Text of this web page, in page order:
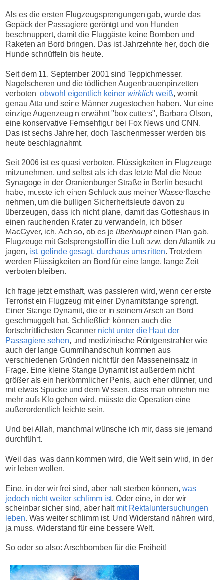
Als es die ersten Flugzeugsprengungen gab, wurde das
Gepäck der Passagiere geröntgt und von Hunden
beschnuppert, damit die Fluggäste keine Bomben und
Raketen an Bord bringen. Das ist Jahrzehnte her, doch die
Hunde schnüffeln bis heute.
Seit dem 11. September 2001 sind Teppichmesser,
Nagelscheren und die tödlichen Augenbrauenpinzetten
verboten, obwohl eigentlich keiner wirklich weiß, womit
genau Atta und seine Männer zugestochen haben. Nur eine
einzige Augenzeugin erwähnt "box cutters", Barbara Olson,
eine konservative Fernsehfigur bei Fox News und CNN.
Das ist sechs Jahre her, doch Taschenmesser werden bis
heute beschlagnahmt.
Seit 2006 ist es quasi verboten, Flüssigkeiten in Flugzeuge
mitzunehmen, und selbst als ich das letzte Mal die Neue
Synagoge in der Oranienburger Straße in Berlin besucht
habe, musste ich einen Schluck aus meiner Wasserflasche
nehmen, um die bulligen Sicherheitsleute davon zu
überzeugen, dass ich nicht plane, damit das Gotteshaus in
einen rauchenden Krater zu verwandeln, ich böser
MacGyver, ich. Ach so, ob es je überhaupteinen Plan gab,
Flugzeuge mit Gelsprengstoff in die Luft bzw. den Atlantik zu
jagen, ist, gelinde gesagt, durchaus umstritten. Trotzdem
werden Flüssigkeiten an Bord für eine lange, lange Zeit
verboten bleiben.
Ich frage jetzt ernsthaft, was passieren wird, wenn der erste
Terrorist ein Flugzeug mit einer Dynamitstange sprengt.
Einer Stange Dynamit, die er in seinem Arsch an Bord
geschmuggelt hat. Schließlich können auch die
fortschrittlichsten Scanner nicht unter die Haut der
Passagiere sehen, und medizinische Röntgenstrahler wie
auch der lange Gummihandschuh kommen aus
verschiedenen Gründen nicht für den Masseneinsatz in
Frage. Eine kleine Stange Dynamit ist außerdem nicht
größer als ein herkömmlicher Penis, auch eher dünner, und
mit etwas Spucke und dem Wissen, dass man ohnehin nie
mehr aufs Klo gehen wird, müsste die Operation eine
außerordentlich leichte sein.
Und bei Allah, manchmal wünsche ich mir, dass sie jemand
durchführt.
Weil das, was dann kommen wird, die Welt sein wird, in der
wir leben wollen.
Eine, in der wir frei sind, aber halt sterben können, was
jedoch nicht weiter schlimm ist. Oder eine, in der wir
scheinbar sicher sind, aber halt mit Rektaluntersuchungen
leben. Was weiter schlimm ist. Und Widerstand nähren wird,
ja muss. Widerstand für eine bessere Welt.
So oder so also: Arschbomben für die Freiheit!